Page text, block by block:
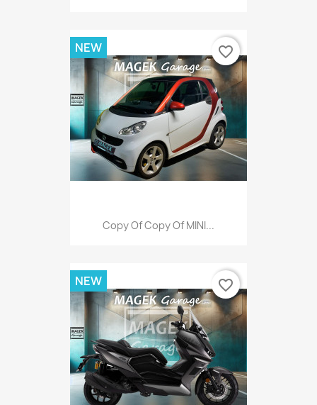
Copy Of Copy Of MINI...
NEW favorite_border
NEW favorite_border